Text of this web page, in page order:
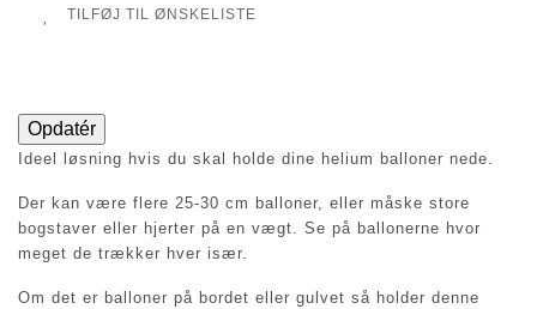
TILFØJ TIL ØNSKELISTE
Ideel løsning hvis du skal holde dine helium balloner nede.
Der kan være flere 25-30 cm balloner, eller måske store
bogstaver eller hjerter på en vægt. Se på ballonerne hvor
meget de trækker hver især.
Om det er balloner på bordet eller gulvet så holder denne